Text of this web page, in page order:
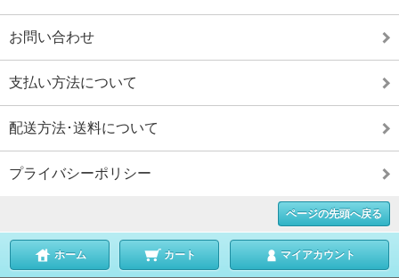
お問い合わせ
支払い方法について
配送方法･送料について
プライバシーポリシー
ページの先頭へ戻る
ホーム カート マイアカウント